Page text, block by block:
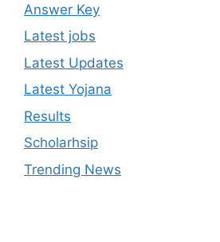
Answer Key
Latest jobs
Latest Updates
Latest Yojana
Results
Scholarhsip
Trending News